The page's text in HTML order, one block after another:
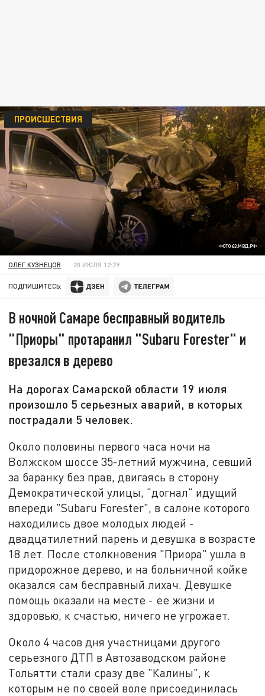
ФОТО 63.МВД.РФ
ПРОИСШЕСТВИЯ
ОЛЕГ КУЗНЕЦОВ 20 ИЮЛЯ 12:29
ПОДПИШИТЕСЬ:
В ночной Самаре бесправный водитель
"Приоры" протаранил "Subaru Forester" и
врезался в дерево
На дорогах Самарской области 19 июля
произошло 5 серьезных аварий, в которых
пострадали 5 человек.
Около половины первого часа ночи на
Волжском шоссе 35-летний мужчина, севший
за баранку без прав, двигаясь в сторону
Демократической улицы, "догнал" идущий
впереди "Subaru Forester", в салоне которого
находились двое молодых людей -
двадцатилетний парень и девушка в возрасте
18 лет. После столкновения "Приора" ушла в
придорожное дерево, и на больничной койке
оказался сам бесправный лихач. Девушке
помощь оказали на месте - ее жизни и
здоровью, к счастью, ничего не угрожает.
Около 4 часов дня участницами другого
серьезного ДТП в Автозаводском районе
Тольятти стали сразу две "Калины", к
которым не по своей воле присоединилась